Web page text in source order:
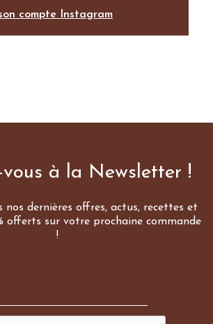
compte Instagram
vous à la Newsletter !
nos dernières offres, actus, recettes et
offerts sur votre prochaine commande
!